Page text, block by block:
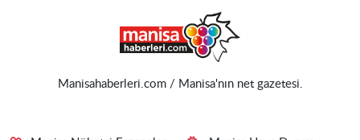
Manisahaberleri.com / Manisa'nın net gazetesi.